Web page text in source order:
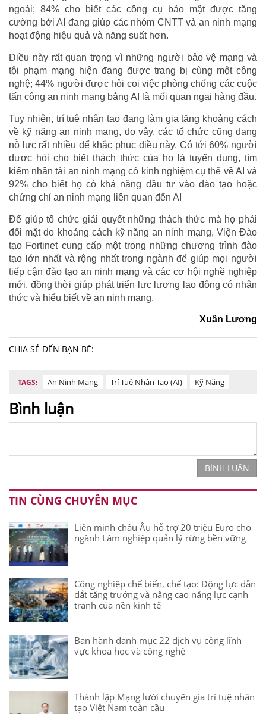
ngoái; 84% cho biết các công cụ bảo mật được tăng
cường bởi AI đang giúp các nhóm CNTT và an ninh mạng
hoạt động hiệu quả và năng suất hơn.
Điều này rất quan trọng vì những người bảo vệ mạng và
tội phạm mạng hiện đang được trang bị cùng một công
nghệ; 44% người được hỏi coi việc phòng chống các cuộc
tấn công an ninh mạng bằng AI là mối quan ngại hàng đầu.
Tuy nhiên, trí tuệ nhân tạo đang làm gia tăng khoảng cách
về kỹ năng an ninh mạng, do vậy, các tổ chức cũng đang
nỗ lực rất nhiều để khắc phục điều này. Có tới 60% người
được hỏi cho biết thách thức của họ là tuyển dụng, tìm
kiếm nhân tài an ninh mạng có kinh nghiệm cụ thể về AI và
92% cho biết họ có khả năng đầu tư vào đào tạo hoặc
chứng chỉ an ninh mạng liên quan đến AI
Để giúp tổ chức giải quyết những thách thức mà họ phải
đối mặt do khoảng cách kỹ năng an ninh mạng, Viện Đào
tạo Fortinet cung cấp một trong những chương trình đào
tạo lớn nhất và rộng nhất trong ngành để giúp mọi người
tiếp cận đào tạo an ninh mạng và các cơ hội nghề nghiệp
mới. đồng thời giúp phát triển lực lượng lao động có nhận
thức và hiểu biết về an ninh mạng.
Xuân Lương
CHIA SẺ ĐẾN BẠN BÈ:
TAGS: An Ninh Mạng Trí Tuệ Nhân Tạo (AI) Kỹ Năng
Bình luận
BÌNH LUẬN
TIN CÙNG CHUYÊN MỤC
Liên minh châu Âu hỗ trợ 20 triệu Euro cho
ngành Lâm nghiệp quản lý rừng bền vững
Công nghiệp chế biến, chế tạo: Động lực dẫn
dắt tăng trưởng và nâng cao năng lực cạnh
tranh của nền kinh tế
Ban hành danh mục 22 dịch vụ công lĩnh
vực khoa học và công nghệ
Thành lập Mạng lưới chuyên gia trí tuệ nhân
tạo Việt Nam toàn cầu